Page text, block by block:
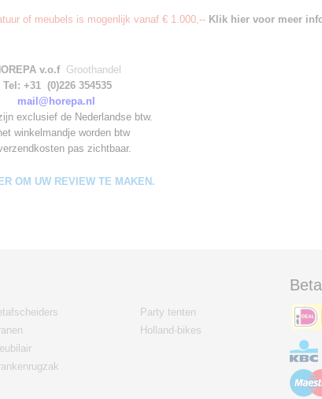
of meubels is mogenlijk vanaf € 1.000,-- Klik hier voor meer
v.o.f Groothandel
Tel: +31 (0)226 354535
mail@horepa.nl
exclusief de Nederlandse btw.
winkelmandje worden btw
pas zichtbaar.
OM UW REVIEW TE MAKEN.
Party tenten
Holland-bikes